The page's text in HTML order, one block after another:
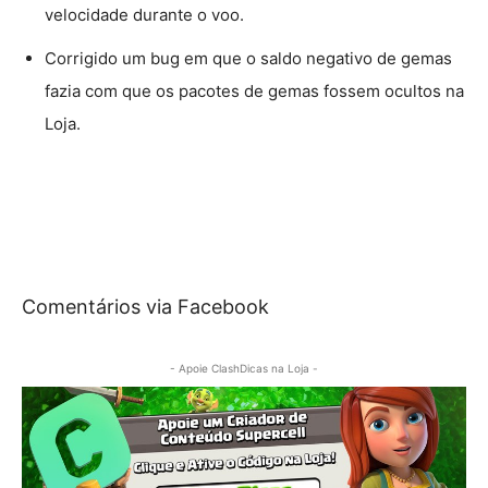
velocidade durante o voo.
Corrigido um bug em que o saldo negativo de gemas
fazia com que os pacotes de gemas fossem ocultos na
Loja.
Comentários via Facebook
- Apoie ClashDicas na Loja -